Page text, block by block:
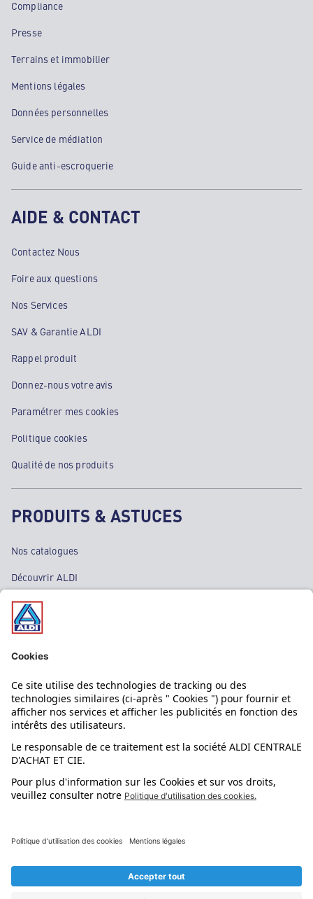
Compliance
Presse
Terrains et immobilier
Mentions légales
Données personnelles
Service de médiation
Guide anti-escroquerie
AIDE & CONTACT
Contactez Nous
Foire aux questions
Nos Services
SAV & Garantie ALDI
Rappel produit
Donnez-nous votre avis
Paramétrer mes cookies
Politique cookies
Qualité de nos produits
PRODUITS & ASTUCES
Nos catalogues
Découvrir ALDI
Nos bons plans
Nos rayons
Nos marques
Nos astuces
Évènements
L'application mobile